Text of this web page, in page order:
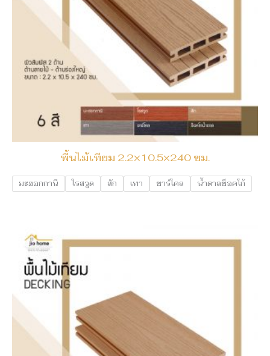
พื้นไม้เทียม 2.2×10.5×240 ซม.
มะฮอกกานี โรสวูด สัก เทา ชาร์โคล น้ำตาลช็อคโก้